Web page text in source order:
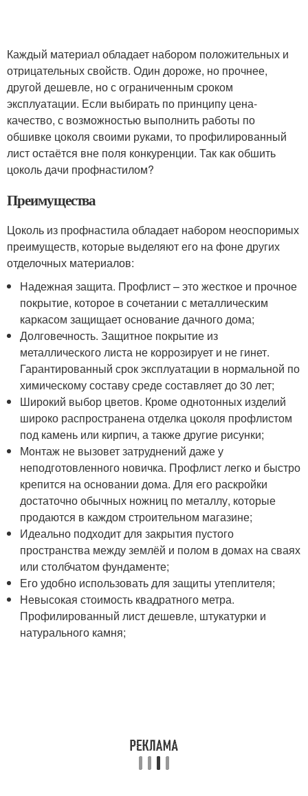
Каждый материал обладает набором положительных и
отрицательных свойств. Один дороже, но прочнее,
другой дешевле, но с ограниченным сроком
эксплуатации. Если выбирать по принципу цена-
качество, с возможностью выполнить работы по
обшивке цоколя своими руками, то профилированный
лист остаётся вне поля конкуренции. Так как обшить
цоколь дачи профнастилом?
Преимущества
Цоколь из профнастила обладает набором неоспоримых
преимуществ, которые выделяют его на фоне других
отделочных материалов:
Надежная защита. Профлист – это жесткое и прочное
покрытие, которое в сочетании с металлическим
каркасом защищает основание дачного дома;
Долговечность. Защитное покрытие из
металлического листа не коррозирует и не гинет.
Гарантированный срок эксплуатации в нормальной по
химическому составу среде составляет до 30 лет;
Широкий выбор цветов. Кроме однотонных изделий
широко распространена отделка цоколя профлистом
под камень или кирпич, а также другие рисунки;
Монтаж не вызовет затруднений даже у
неподготовленного новичка. Профлист легко и быстро
крепится на основании дома. Для его раскройки
достаточно обычных ножниц по металлу, которые
продаются в каждом строительном магазине;
Идеально подходит для закрытия пустого
пространства между землёй и полом в домах на сваях
или столбчатом фундаменте;
Его удобно использовать для защиты утеплителя;
Невысокая стоимость квадратного метра.
Профилированный лист дешевле, штукатурки и
натурального камня;